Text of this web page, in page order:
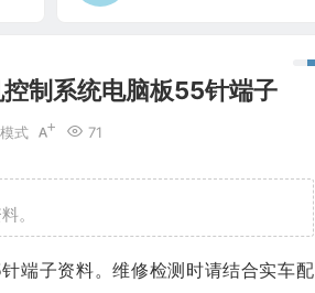
制系统电脑板55针端子
71
式
。
端子资料。维修检测时请结合实车配